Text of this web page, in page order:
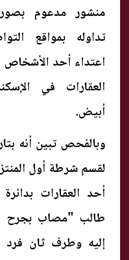
منشور مدعوم
تداوله بمواقع
اعتداء أحد الأشخاص
العقارات في
أبيض.
لقسم شرطة أول
أحد العقارات
طالب "مصاب بجرح "
إليه وطرف ثان فرد